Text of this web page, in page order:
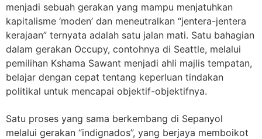
menjadi sebuah gerakan yang mampu menjatuhkan
kapitalisme ‘moden’ dan meneutralkan “jentera-jentera
kerajaan” ternyata adalah satu jalan mati. Satu bahagian
dalam gerakan Occupy, contohnya di Seattle, melalui
pemilihan Kshama Sawant menjadi ahli majlis tempatan,
belajar dengan cepat tentang keperluan tindakan
politikal untuk mencapai objektif-objektifnya.
Satu proses yang sama berkembang di Sepanyol
melalui gerakan “indignados”, yang berjaya memboikot